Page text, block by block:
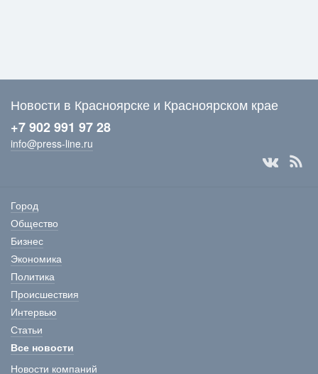
Новости в Красноярске и Красноярском крае
+7 902 991 97 28
info@press-line.ru
Город
Общество
Бизнес
Экономика
Политика
Происшествия
Интервью
Статьи
Все новости
Новости компаний